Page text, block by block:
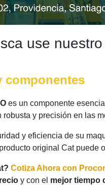
use
componentes
es un componente
robusta y precisión en las
y eficiencia de su
original Cat puede
Cotiza Ahora con
y con el mejor tiempo